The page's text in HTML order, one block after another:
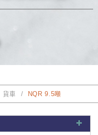
貨車 NQR 9.5噸